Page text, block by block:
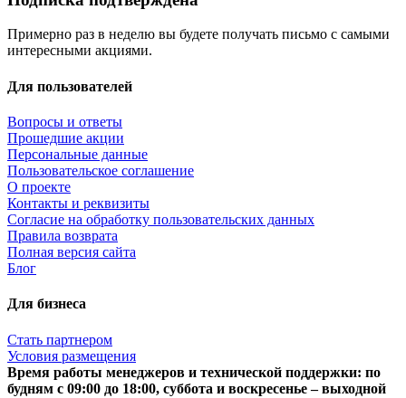
Примерно раз в неделю вы будете получать письмо с самыми
интересными акциями.
Для пользователей
Вопросы и ответы
Прошедшие акции
Персональные данные
Пользовательское соглашение
О проекте
Контакты и реквизиты
Согласие на обработку пользовательских данных
Правила возврата
Полная версия сайта
Блог
Для бизнеса
Стать партнером
Условия размещения
Время работы менеджеров и технической поддержки: по
будням с 09:00 до 18:00, суббота и воскресенье – выходной